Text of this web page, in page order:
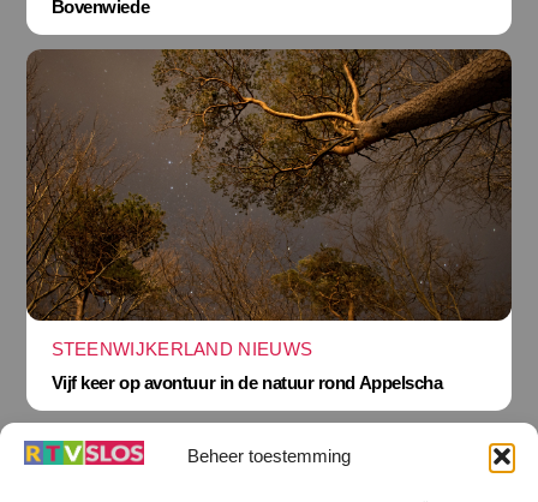
Beheer toestemming
Bovenwiede
STEENWIJKERLAND NIEUWS
Vijf keer op avontuur in de natuur rond Appelscha